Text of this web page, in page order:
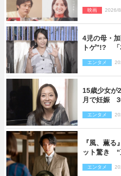
映画 2026/
4児の母・
トゲ”!? 「
エンタメ
15歳少女が
月で妊娠
エンタメ
『風、薫
ット驚き “
しなよ！」
エンタメ